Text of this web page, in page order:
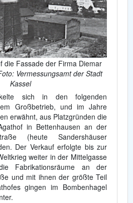
die Fassade der Firma Diemar
Vermessungsamt der Stadt
Kassel
sich in den folgenden
Großbetrieb, und im Jahre
erwähnt, aus Platzgründen die
in Bettenhausen an der
(heute Sandershäuser
Der Verkauf erfolgte bis zur
weiter in der Mittelgasse
Fabrikationsräume an der
und mit ihnen der größte Teil
gingen im Bombenhagel